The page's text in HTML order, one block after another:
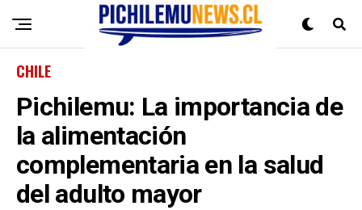
CHILE
Pichilemu: La importancia de
la alimentación
complementaria en la salud
del adulto mayor